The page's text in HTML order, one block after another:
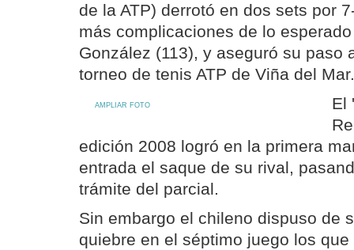
de la ATP) derrotó en dos sets por
más complicaciones de lo
González (113), y aseguró su paso
torneo de tenis ATP de Viña del Mar.
AMPLIAR FOTO
El
edición 2008 logró en la primera
entrada el saque de su rival,
trámite del parcial.
Sin embargo el chileno dispuso de
quiebre en el séptimo juego los